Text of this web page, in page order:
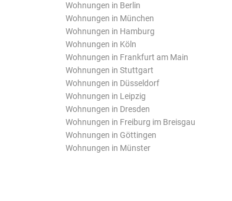
Wohnungen in Berlin
Wohnungen in München
Wohnungen in Hamburg
Wohnungen in Köln
Wohnungen in Frankfurt am Main
Wohnungen in Stuttgart
Wohnungen in Düsseldorf
Wohnungen in Leipzig
Wohnungen in Dresden
Wohnungen in Freiburg im Breisgau
Wohnungen in Göttingen
Wohnungen in Münster